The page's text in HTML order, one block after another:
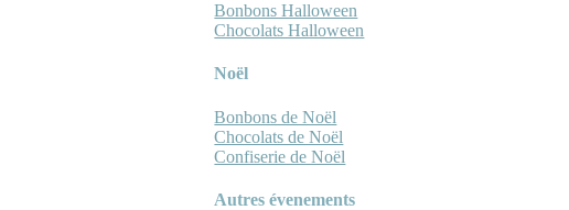
Bonbons Halloween
Chocolats Halloween
Noël
Bonbons de Noël
Chocolats de Noël
Confiserie de Noël
Autres évenements